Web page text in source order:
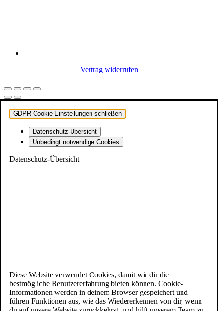
Vertrag widerrufen
GDPR Cookie-Einstellungen schließen
Datenschutz-Übersicht
Unbedingt notwendige Cookies
Datenschutz-Übersicht
Diese Website verwendet Cookies, damit wir dir die
bestmögliche Benutzererfahrung bieten können. Cookie-
Informationen werden in deinem Browser gespeichert und
führen Funktionen aus, wie das Wiedererkennen von dir, wenn